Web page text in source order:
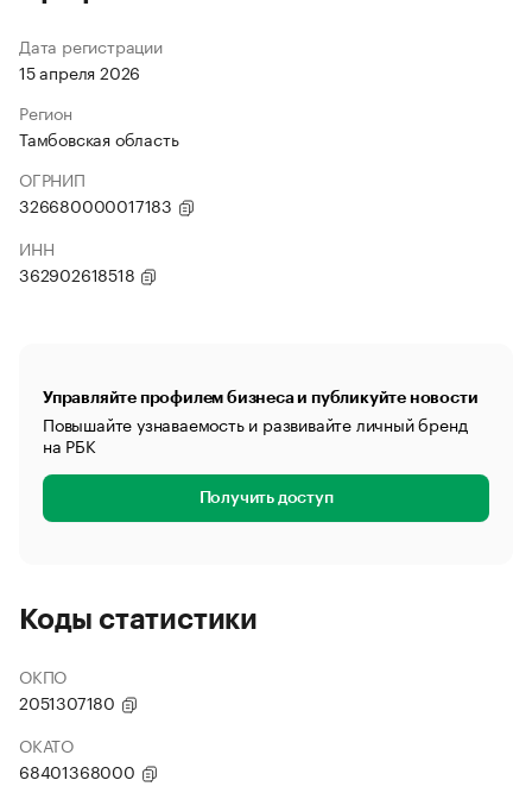
Дата регистрации
15 апреля 2026
Регион
Тамбовская область
ОГРНИП
326680000017183
ИНН
362902618518
Управляйте профилем бизнеса и публикуйте новости
Повышайте узнаваемость и развивайте личный бренд
на РБК
Получить доступ
Коды статистики
ОКПО
2051307180
ОКАТО
68401368000